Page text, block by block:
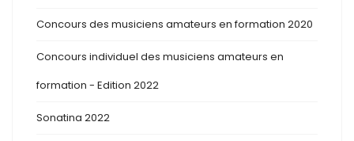
Concours des musiciens amateurs en formation 2020
Concours individuel des musiciens amateurs en
formation - Edition 2022
Sonatina 2022